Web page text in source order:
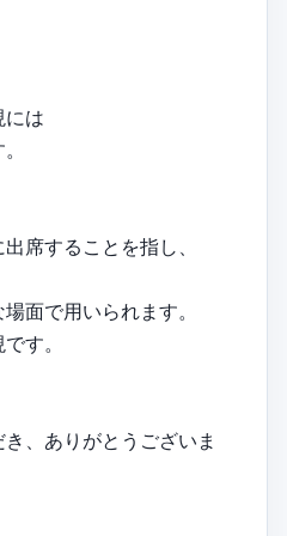
には
席することを指し、
面で用いられます。
す。
き、ありがとうございま